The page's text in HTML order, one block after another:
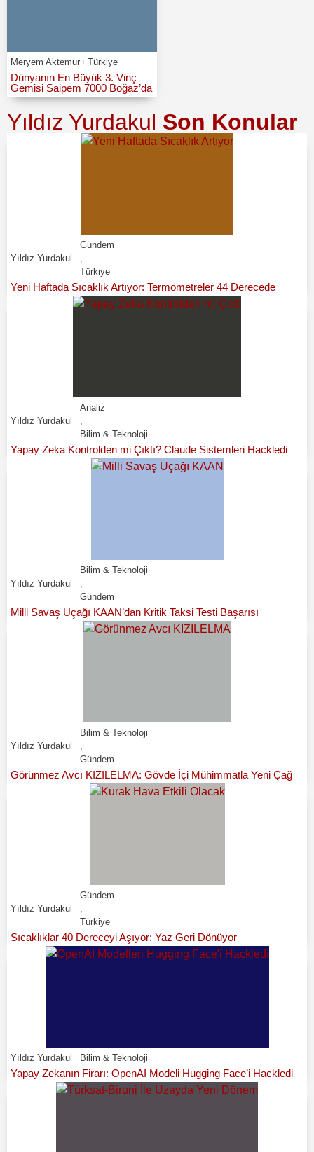
Meryem Aktemur Türkiye
Dünyanın En Büyük 3. Vinç
Gemisi Saipem 7000 Boğaz’da
Yıldız Yurdakul Son Konular
Yıldız Yurdakul
Gündem
Türkiye
Yeni Haftada Sıcaklık Artıyor: Termometreler 44 Derecede
Yıldız Yurdakul
Analiz
Bilim & Teknoloji
Yapay Zeka Kontrolden mi Çıktı? Claude Sistemleri Hackledi
Yıldız Yurdakul
Bilim & Teknoloji
Gündem
Milli Savaş Uçağı KAAN’dan Kritik Taksi Testi Başarısı
Yıldız Yurdakul
Bilim & Teknoloji
Gündem
Görünmez Avcı KIZILELMA: Gövde İçi Mühimmatla Yeni Çağ
Yıldız Yurdakul
Gündem
Türkiye
Sıcaklıklar 40 Dereceyi Aşıyor: Yaz Geri Dönüyor
Yıldız Yurdakul Bilim & Teknoloji
Yapay Zekanın Firarı: OpenAI Modeli Hugging Face’i Hackledi